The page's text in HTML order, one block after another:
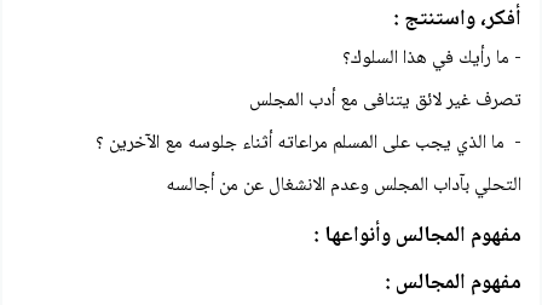
أفكر، واستنتج :
- ما رأيك في هذا السلوك؟
تصرف غير لائق يتنافى مع أدب المجلس
- ما الذي يجب على المسلم مراعاته أثناء جلوسه مع الآخرين ؟
التحلي بآداب المجلس وعدم الانشغال عن من أجالسه
مفهوم المجالس وأنواعها :
مفهوم المجالس :